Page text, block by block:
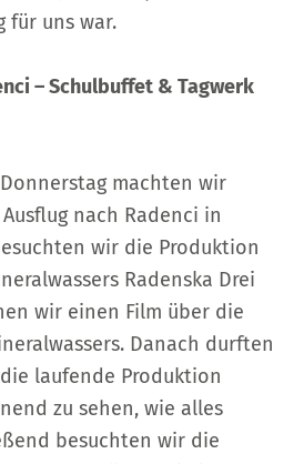
für uns war.
– Schulbuffet & Tagwerk
machten wir
nach Radenci in
wir die Produktion
Radenska Drei
wir einen Film über die
Danach durften
laufende Produktion
zu sehen, wie alles
besuchten wir die